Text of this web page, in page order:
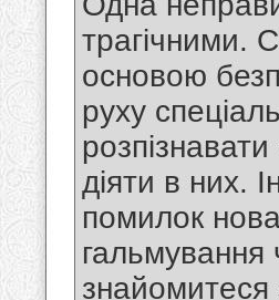
трагічними.
основою
руху
діяти в них.
помилок
гальмування
знайомитеся